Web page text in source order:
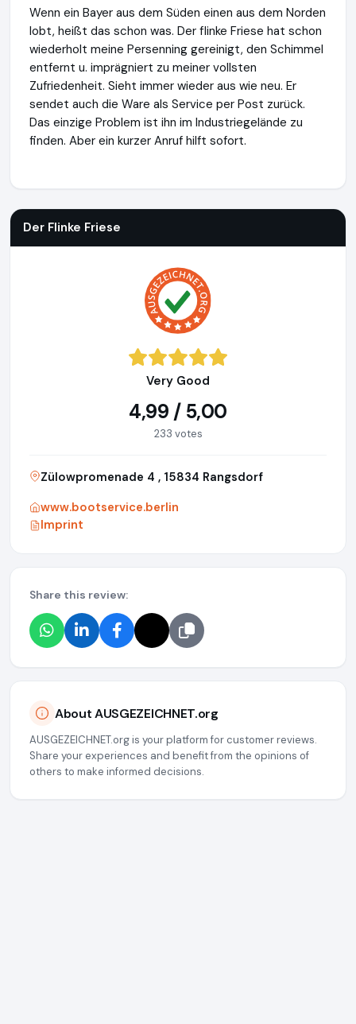
Wenn ein Bayer aus dem Süden einen aus dem Norden
lobt, heißt das schon was. Der flinke Friese hat schon
wiederholt meine Persenning gereinigt, den Schimmel
entfernt u. imprägniert zu meiner vollsten
Zufriedenheit. Sieht immer wieder aus wie neu. Er
sendet auch die Ware als Service per Post zurück.
Das einzige Problem ist ihn im Industriegelände zu
finden. Aber ein kurzer Anruf hilft sofort.
Der Flinke Friese
Very Good
4,99 / 5,00
233 votes
Zülowpromenade 4 , 15834 Rangsdorf
www.bootservice.berlin
Imprint
Share this review:
About AUSGEZEICHNET.org
AUSGEZEICHNET.org is your platform for customer reviews.
Share your experiences and benefit from the opinions of
others to make informed decisions.